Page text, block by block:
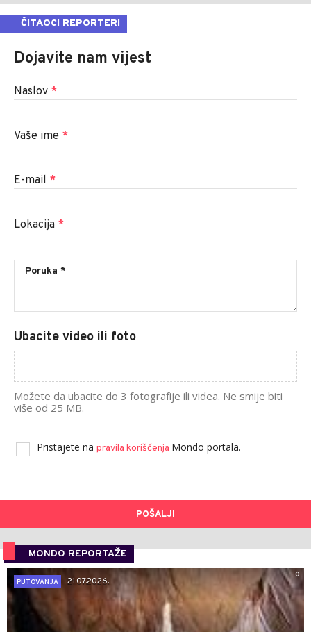
ČITAOCI REPORTERI
Dojavite nam vijest
Naslov *
Vaše ime *
E-mail *
Lokacija *
Ubacite video ili foto
Možete da ubacite do 3 fotografije ili videa. Ne smije biti
više od 25 MB.
Pristajete na pravila korišćenja Mondo portala.
POŠALJI
MONDO REPORTAŽE
0
PUTOVANJA
21.07.2026.